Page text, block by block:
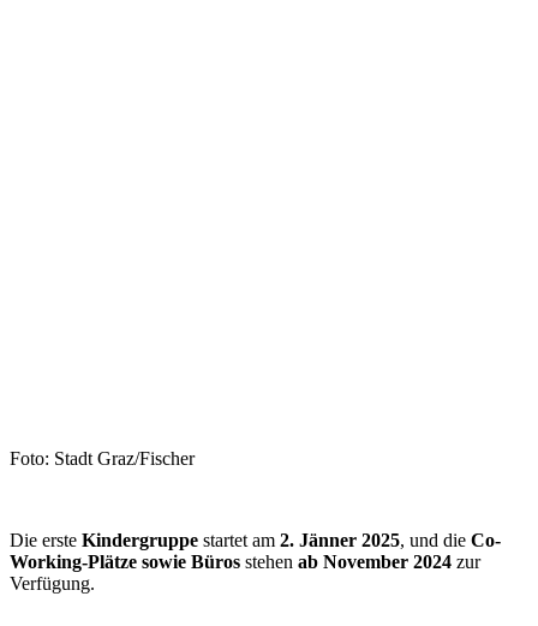
Foto: Stadt Graz/Fischer
Die erste Kindergruppe startet am 2. Jänner 2025, und die Co-
Working-Plätze sowie Büros stehen ab November 2024 zur
Verfügung.